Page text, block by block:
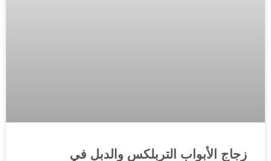
زجاج الأبواب التربلكس والدبل في